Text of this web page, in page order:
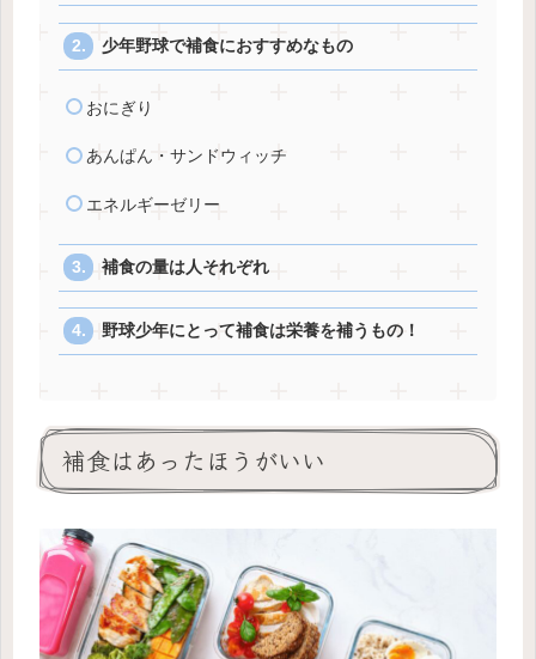
少年野球で補食におすすめなもの
おにぎり
あんぱん・サンドウィッチ
エネルギーゼリー
補食の量は人それぞれ
野球少年にとって補食は栄養を補うもの！
補食はあったほうがいい